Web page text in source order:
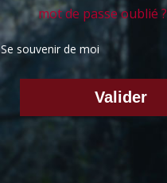
mot de passe oublié ?
Se souvenir de moi